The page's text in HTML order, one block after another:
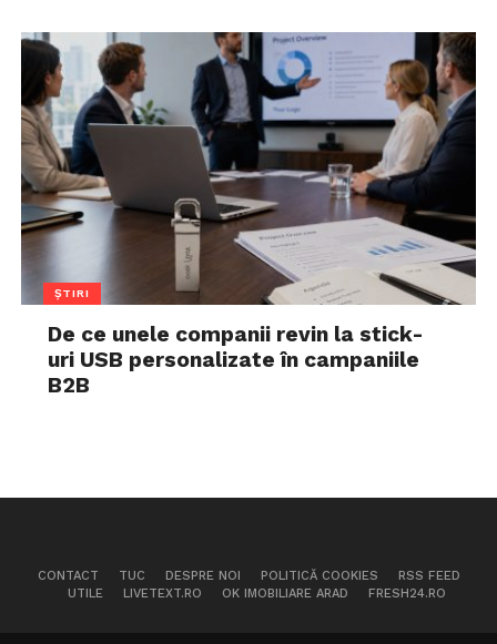
ȘTIRI
De ce unele companii revin la stick-
uri USB personalizate în campaniile
B2B
CONTACT TUC DESPRE NOI POLITICĂ COOKIES
RSS FEED
UTILE
LIVETEXT.RO OK IMOBILIARE ARAD FRESH24.RO